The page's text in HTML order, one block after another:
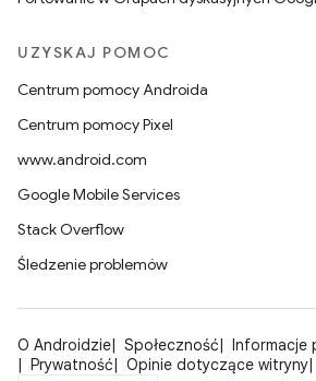
UZYSKAJ POMOC
Centrum pomocy Androida
Centrum pomocy Pixel
www.android.com
Google Mobile Services
Stack Overflow
Śledzenie problemów
O Androidzie Społeczność Informacje
Prywatność
Opinie dotyczące witryny